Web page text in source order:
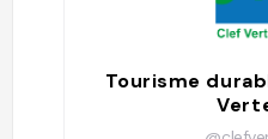
Tourisme